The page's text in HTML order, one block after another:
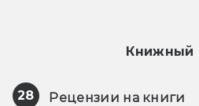
Книжный
28
Рецензии на книги